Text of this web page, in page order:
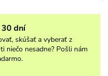
dní
skúšať a vyberať z
niečo nesadne? Pošli nám